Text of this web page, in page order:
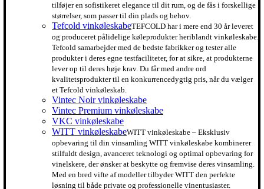
tilføjer en sofistikeret elegance til dit rum, og de fås i forskellige
størrelser, som passer til din plads og behov.
Tefcold vinkøleskabeTEFCOLD har i mere end 30 år leveret
og produceret pålidelige køleprodukter heriblandt vinkøleskabe.
Tefcold samarbejder med de bedste fabrikker og tester alle
produkter i deres egne testfaciliteter, for at sikre, at produkterne
lever op til deres høje krav. Du får med andre ord
kvalitetsprodukter til en konkurrencedygtig pris, når du vælger
et Tefcold vinkøleskab.
Vintec Noir vinkøleskabe
Vintec Premium vinkøleskabe
VKC vinkøleskabe
WITT vinkøleskabeWITT vinkøleskabe – Eksklusiv
opbevaring til din vinsamling WITT vinkøleskabe kombinerer
stilfuldt design, avanceret teknologi og optimal opbevaring for
vinelskere, der ønsker at beskytte og fremvise deres vinsamling.
Med en bred vifte af modeller tilbyder WITT den perfekte
løsning til både private og professionelle vinentusiaster.